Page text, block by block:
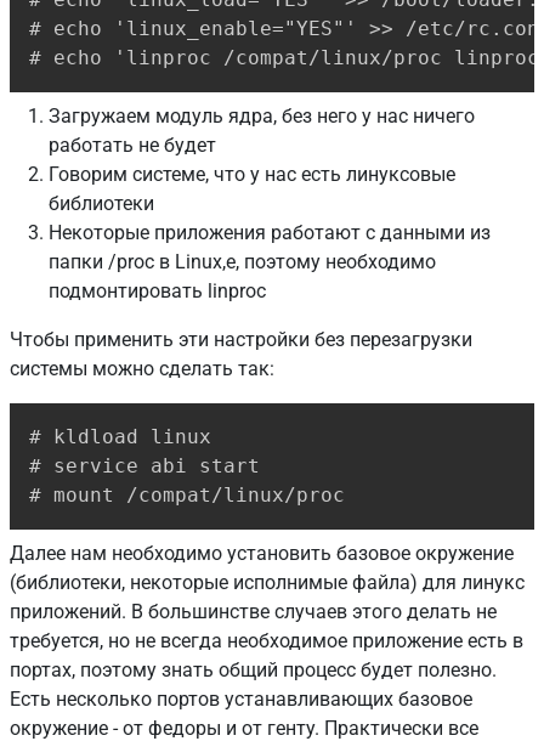
# echo 'linux_enable="YES"' >> /etc/
# echo 'linproc /compat/linux/proc
Загружаем модуль ядра, без него у нас ничего
работать не будет
Говорим системе, что у нас есть линуксовые
библиотеки
Некоторые приложения работают с данными из
папки /proc в Linux,е, поэтому необходимо
подмонтировать linproc
Чтобы применить эти настройки без перезагрузки
системы можно сделать так:
# kldload linux
# service abi start
# mount /compat/linux/proc
Далее нам необходимо установить базовое окружение
(библиотеки, некоторые исполнимые файла) для линукс
приложений. В большинстве случаев этого делать не
требуется, но не всегда необходимое приложение есть в
портах, поэтому знать общий процесс будет полезно.
Есть несколько портов устанавливающих базовое
окружение - от федоры и от генту. Практически все